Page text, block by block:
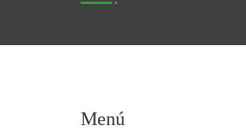
Menú